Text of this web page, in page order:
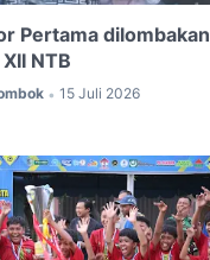
Pertama dilombakan
NTB
• 15 Juli 2026